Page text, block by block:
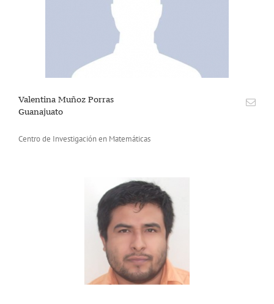
Valentina Muñoz Porras
Guanajuato
Centro de Investigación en Matemáticas